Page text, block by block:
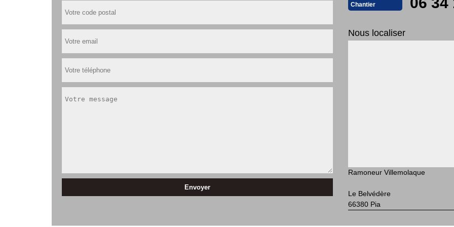
Chantier
Nous localiser
Ramoneur Villemolaque
Le Belvédère
66380 Pia